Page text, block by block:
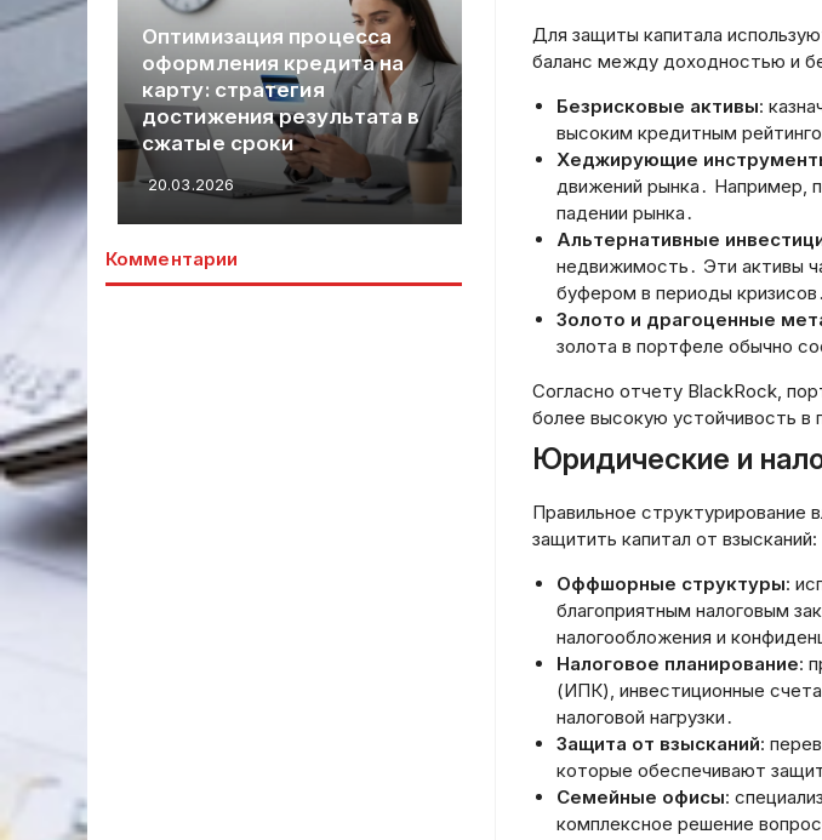
Для защиты капитала
баланс между доходностью и
Безрисковые активы:
высоким кредитным
Хеджирующие
движений рынка․ Например,
падении рынка․
Альтернативные
недвижимость․ Эти активы
буфером в периоды кризисов․
Золото и драгоценные
золота в портфеле обычно
Согласно отчету BlackRock,
более высокую устойчивость в
Юридические и
Правильное структурирование
защитить капитал от взысканий:
Оффшорные структуры:
благоприятным налоговым
налогообложения и
Налоговое планирование:
(ИПК), инвестиционные
налоговой нагрузки․
Защита от взысканий:
которые обеспечивают
Семейные офисы:
комплексное решение
Оптимизация процесса
оформления кредита на
карту: стратегия
достижения результата в
сжатые сроки
20.03.2026
Как отправить деньги за
профессиональное
руководство
20.03.2026
Комментарии